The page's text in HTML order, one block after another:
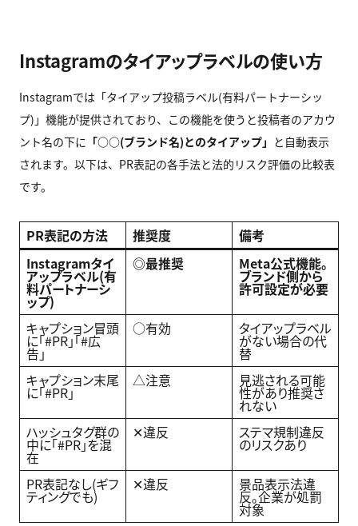
Instagramのタイアップラベルの使い方
Instagramでは「タイアップ投稿ラベル(有料パートナーシッ
プ)」機能が提供されており、この機能を使うと投稿者のアカウ
ント名の下に 「○○(ブランド名)とのタイアップ」 と自動表示
されます。以下は、PR表記の各手法と法的リスク評価の比較表
です。
PR表記の方法 推奨度
備考
Instagramタイ
アップラベル(有
料パートナーシ
ップ)
◎最推奨 Meta公式機能。
ブランド側から
許可設定が必要
キャプション冒頭
に「#PR」「#広
告」
○有効 タイアップラベル
がない場合の代
替
キャプション末尾
に「#PR」
△注意 見逃される可能
性があり推奨さ
れない
ハッシュタグ群の
中に「#PR」を混
在
✕違反 ステマ規制違反
のリスクあり
PR表記なし(ギフ
ティングでも)
✕違反 景品表示法違
反。企業が処罰
対象